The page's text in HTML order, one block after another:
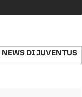
NEWS DIJUVENTUS